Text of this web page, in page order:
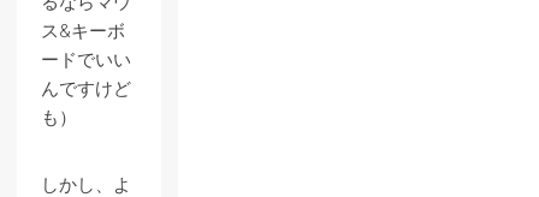
ス&キーボ
ードでいい
んですけど
も）
しかし、よ